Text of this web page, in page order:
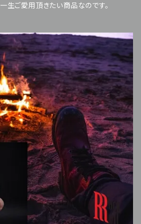
生ご愛用頂きたい商品なのです。